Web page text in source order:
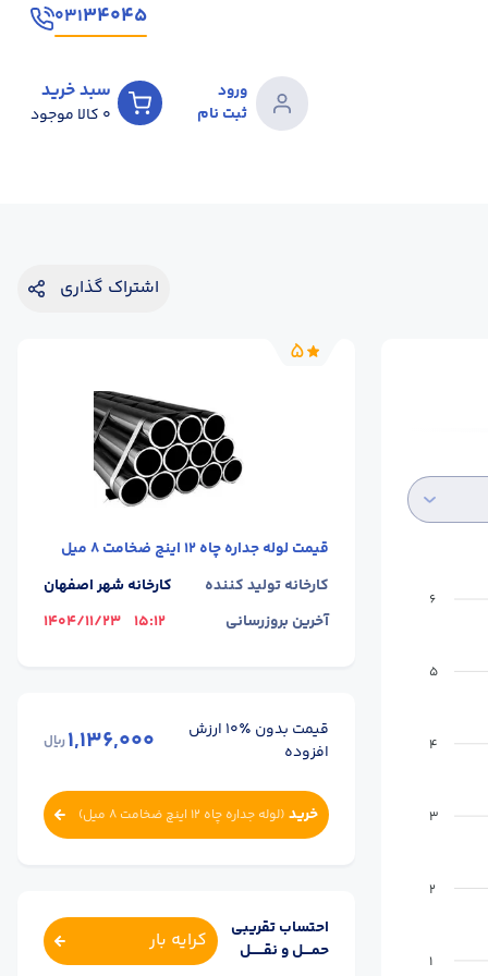
۳۴۰۴۵۰۳۱
ورود
ثبت نام
سبد خرید
0 کالا موجود
اشتراک گذاری
6
5
4
3
2
1
5
قیمت لوله جداره چاه 12 اینچ ضخامت 8 میل
کارخانه تولید کننده
کارخانه شهر اصفهان
آخرین بروزرسانی
15:12
1404/11/23
قیمت بدون ٪۱۰ ارزش
افزوده
1,136,000ریال
خرید (لوله جداره چاه 12 اینچ ضخامت 8 میل )
احتساب تقریبی
حمــــل و نقــــــل
کرایه بار